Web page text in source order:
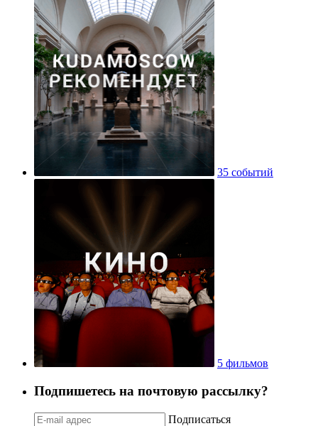
35 событий
5 фильмов
Подпишетесь на почтовую рассылку?
Подписаться